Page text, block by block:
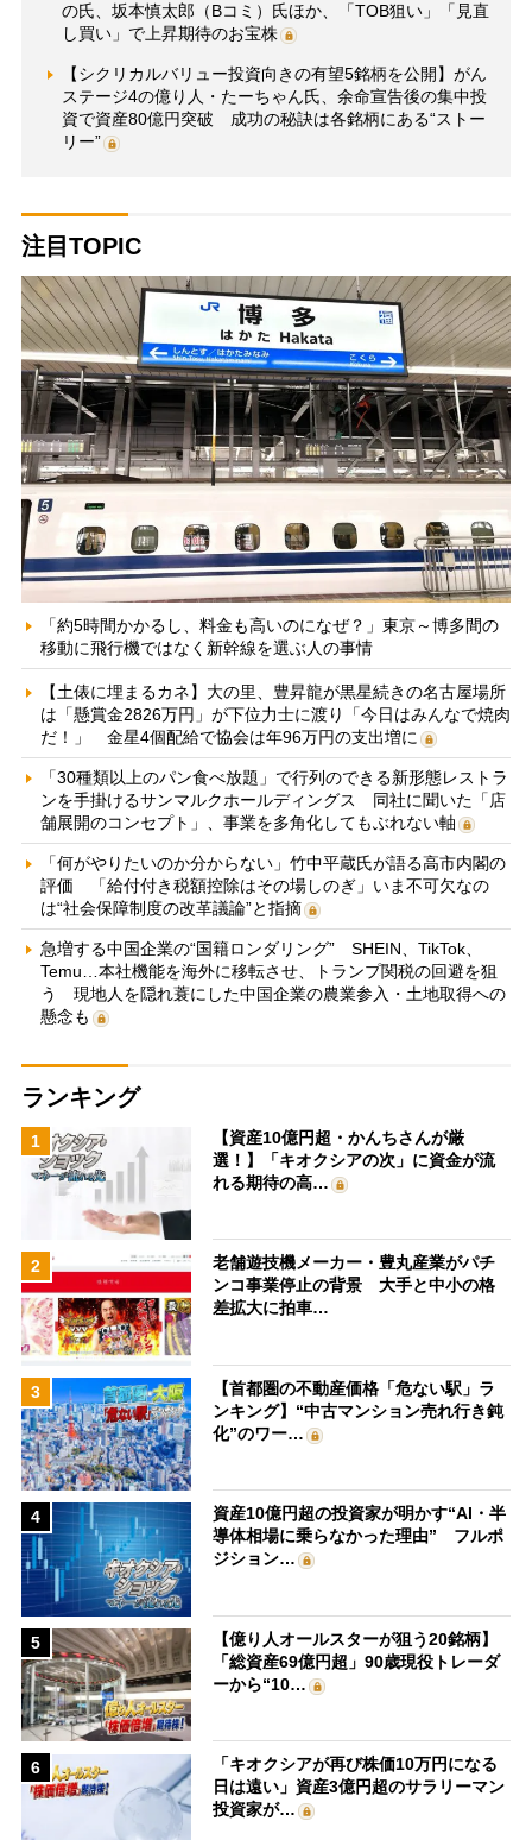
の氏、坂本慎太郎（Bコミ）氏ほか、「TOB狙い」「見直
し買い」で上昇期待のお宝株
【シクリカルバリュー投資向きの有望5銘柄を公開】がん
ステージ4の億り人・たーちゃん氏、余命宣告後の集中投
資で資産80億円突破 成功の秘訣は各銘柄にある“ストー
リー”
注目TOPIC
「約5時間かかるし、料金も高いのになぜ？」東京～博多間の
移動に飛行機ではなく新幹線を選ぶ人の事情
【土俵に埋まるカネ】大の里、豊昇龍が黒星続きの名古屋場所
は「懸賞金2826万円」が下位力士に渡り「今日はみんなで焼肉
だ！」 金星4個配給で協会は年96万円の支出増に
「30種類以上のパン食べ放題」で行列のできる新形態レストラ
ンを手掛けるサンマルクホールディングス 同社に聞いた「店
舗展開のコンセプト」、事業を多角化してもぶれない軸
「何がやりたいのか分からない」竹中平蔵氏が語る高市内閣の
評価 「給付付き税額控除はその場しのぎ」いま不可欠なの
は“社会保障制度の改革議論”と指摘
急増する中国企業の“国籍ロンダリング” SHEIN、TikTok、
Temu…本社機能を海外に移転させ、トランプ関税の回避を狙
う 現地人を隠れ蓑にした中国企業の農業参入・土地取得への
懸念も
ランキング
1
【資産10億円超・かんちさんが厳
選！】「キオクシアの次」に資金が流
れる期待の高…
2
老舗遊技機メーカー・豊丸産業がパチ
ンコ事業停止の背景 大手と中小の格
差拡大に拍車…
3
【首都圏の不動産価格「危ない駅」ラ
ンキング】“中古マンション売れ行き鈍
化”のワー…
4
資産10億円超の投資家が明かす“AI・半
導体相場に乗らなかった理由” フルポ
ジション…
5
【億り人オールスターが狙う20銘柄】
「総資産69億円超」90歳現役トレーダ
ーから“10…
6
「キオクシアが再び株価10万円になる
日は遠い」資産3億円超のサラリーマン
投資家が…